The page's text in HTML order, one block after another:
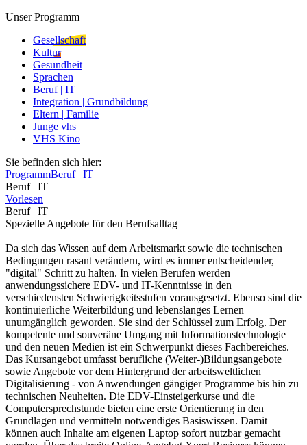
Unser Programm
Gesellschaft
Kultur
Gesundheit
Sprachen
Beruf | IT
Integration | Grundbildung
Eltern | Familie
Junge vhs
VHS Kino
Sie befinden sich hier:
ProgrammBeruf | IT
Beruf | IT
Vorlesen
Beruf | IT
Spezielle Angebote für den Berufsalltag
Da sich das Wissen auf dem Arbeitsmarkt sowie die technischen
Bedingungen rasant verändern, wird es immer entscheidender,
"digital" Schritt zu halten. In vielen Berufen werden
anwendungssichere EDV- und IT-Kenntnisse in den
verschiedensten Schwierigkeitsstufen vorausgesetzt. Ebenso sind die
kontinuierliche Weiterbildung und lebenslanges Lernen
unumgänglich geworden. Sie sind der Schlüssel zum Erfolg. Der
kompetente und souveräne Umgang mit Informationstechnologie
und den neuen Medien ist ein Schwerpunkt dieses Fachbereiches.
Das Kursangebot umfasst berufliche (Weiter-)Bildungsangebote
sowie Angebote vor dem Hintergrund der arbeitsweltlichen
Digitalisierung - von Anwendungen gängiger Programme bis hin zu
technischen Neuheiten. Die EDV-Einsteigerkurse und die
Computersprechstunde bieten eine erste Orientierung in den
Grundlagen und vermitteln notwendiges Basiswissen. Damit
können auch Inhalte am eigenen Laptop sofort nutzbar gemacht